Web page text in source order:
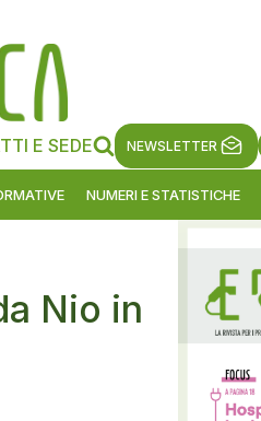
E SEDE NEWSLETTER
NUMERI E STATISTICHE
Nio in